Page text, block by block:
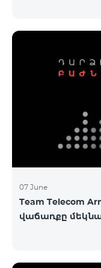
ծանոթանալ
մասին» ՀՀ օրենք
07 June
Team Telecom
վաճառքը